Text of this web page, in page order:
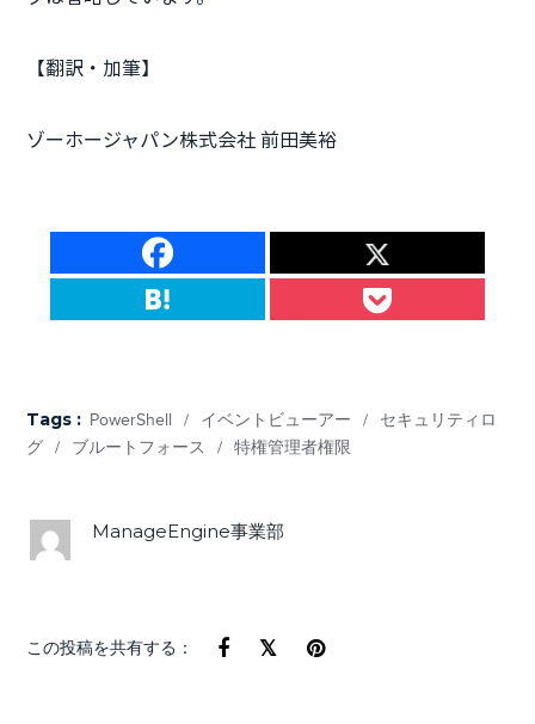
【翻訳・加筆】
ゾーホージャパン株式会社 前田美裕
Tags : PowerShell / イベントビューアー /
セキュリティロ
グ
/ ブルートフォース / 特権管理者権限
ManageEngine事業部
この投稿を共有する：